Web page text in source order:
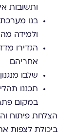
ותשובות
בנו מערכת
ולמידה מהן
הגדירו
אחריהם
שלבו
תכננו
במקום
הצלחת פיתוח
ביכולת לצפות